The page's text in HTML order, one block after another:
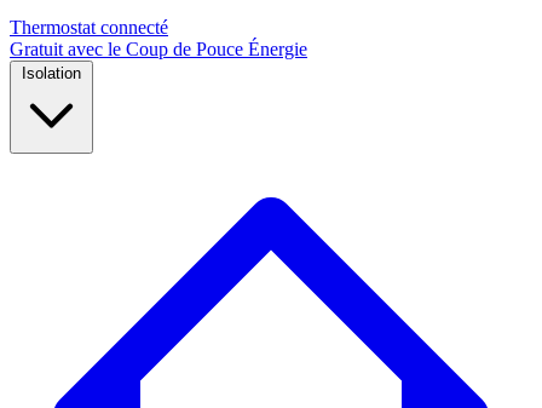
Thermostat connecté
Gratuit avec le Coup de Pouce Énergie